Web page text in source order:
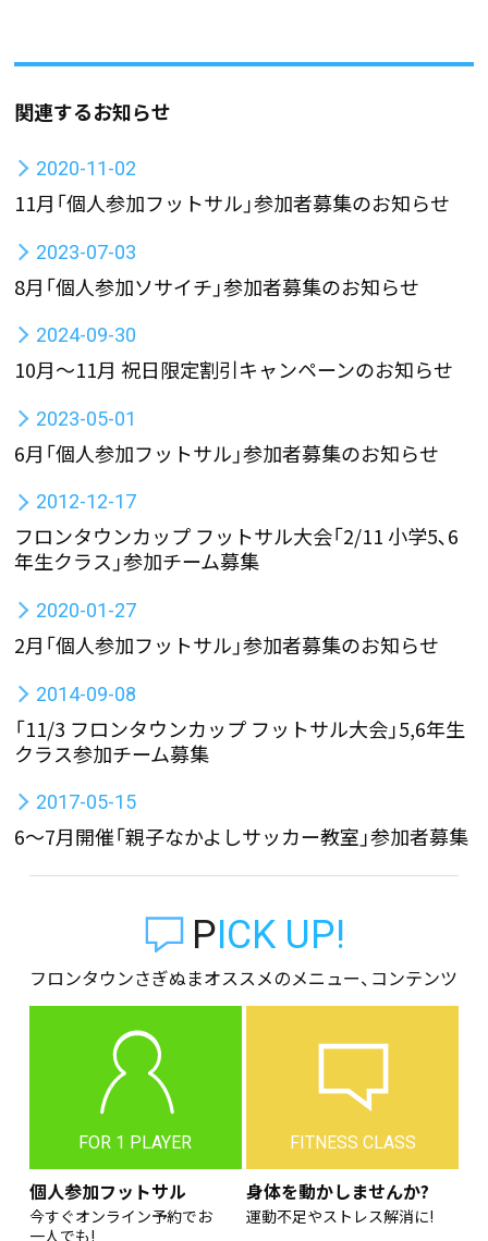
関連するお知らせ
2020-11-02
11月「個人参加フットサル」参加者募集のお知らせ
2023-07-03
8月「個人参加ソサイチ」参加者募集のお知らせ
2024-09-30
10月～11月 祝日限定割引キャンペーンのお知らせ
2023-05-01
6月「個人参加フットサル」参加者募集のお知らせ
2012-12-17
フロンタウンカップ フットサル大会「2/11 小学5､6
年生クラス」参加チーム募集
2020-01-27
2月「個人参加フットサル」参加者募集のお知らせ
2014-09-08
「11/3 フロンタウンカップ フットサル大会」5,6年生
クラス参加チーム募集
2017-05-15
6〜7月開催「親子なかよしサッカー教室」参加者募集
PICK UP!
フロンタウンさぎぬまオススメのメニュー、コンテンツ
FOR 1 PLAYER
個人参加フットサル
今すぐオンライン予約でお
一人でも!
FITNESS CLASS
身体を動かしませんか?
運動不足やストレス解消に!